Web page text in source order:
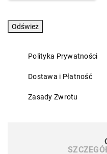
Polityka Prywatności
Dostawa i Płatność
Zasady Zwrotu